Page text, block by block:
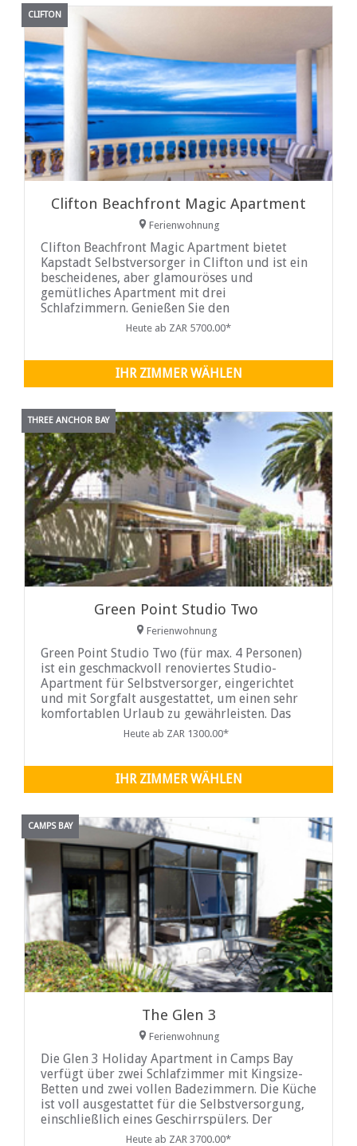
CLIFTON
Clifton Beachfront Magic Apartment
Ferienwohnung
Clifton Beachfront Magic Apartment bietet
Kapstadt Selbstversorger in Clifton und ist ein
bescheidenes, aber glamouröses und
gemütliches Apartment mit drei
Schlafzimmern. Genießen Sie den
uneingeschränkten Blick auf das Meer von
Blick auf das Meer bis in die beeindruckende
Bergkette der Zwölf Apostel haben.
Heute ab ZAR 5700.00*
IHR ZIMMER WÄHLEN
THREE ANCHOR BAY
Green Point Studio Two
Ferienwohnung
Green Point Studio Two (für max. 4 Personen)
ist ein geschmackvoll renoviertes Studio-
Apartment für Selbstversorger, eingerichtet
und mit Sorgfalt ausgestattet, um einen sehr
komfortablen Urlaub zu gewährleisten. Das
Studio liegt zentral an der Atlantikküste in
Heute ab ZAR 1300.00*
IHR ZIMMER WÄHLEN
CAMPS BAY
The Glen 3
Ferienwohnung
Die Glen 3 Holiday Apartment in Camps Bay
verfügt über zwei Schlafzimmer mit Kingsize-
Betten und zwei vollen Badezimmern. Die Küche
ist voll ausgestattet für die Selbstversorgung,
einschließlich eines Geschirrspülers. Der
Wohnbereich ist offen und umfasst einen
Heute ab ZAR 3700.00*